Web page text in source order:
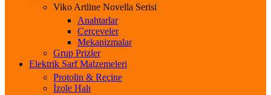
Viko Artline Novella Serisi
Anahtarlar
Çerçeveler
Mekanizmalar
Grup Prizler
Elektrik Sarf Malzemeleri
Protolin & Reçine
İzole Halı